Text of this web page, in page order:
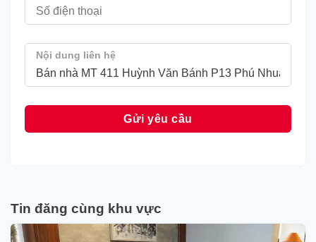
Nội dung liên hệ
Tin đăng cùng khu vực